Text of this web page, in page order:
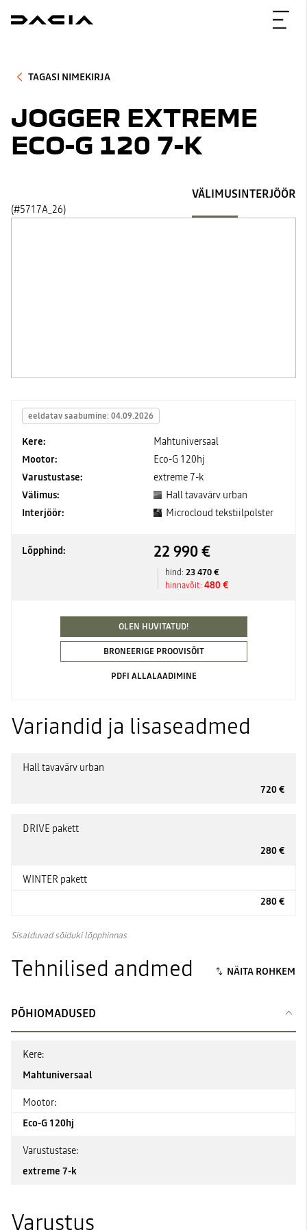
TAGASI NIMEKIRJA
JOGGER EXTREME
ECO-G 120 7-K
(#5717A_26)
VÄLIMUSINTERJÖÖR
eeldatav saabumine: 04.09.2026
Kere:
Mahtuniversaal
Mootor:
Eco-G 120hj
Varustustase:
extreme 7-k
Välimus:
Hall tavavärv urban
Interjöör:
Microcloud tekstiilpolster
Lõpphind: 22 990 €
hind: 23 470 €
hinnavõit: 480 €
OLEN HUVITATUD!
BRONEERIGE PROOVISÕIT
PDFI ALLALAADIMINE
Variandid ja lisaseadmed
Hall tavavärv urban
720 €
DRIVE pakett
280 €
WINTER pakett
280 €
Sisalduvad sõiduki lõpphinnas
Tehnilised andmed
PÕHIOMADUSED
Kere:
Mahtuniversaal
Mootor:
Eco-G 120hj
Varustustase:
extreme 7-k
Varustus